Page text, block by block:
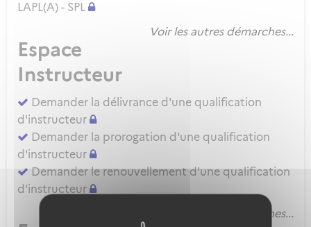
LAPL(A) - SPL
Voir les autres démarches...
Espace
Instructeur
Demander la délivrance d'une qualification
d'instructeur
Demander la prorogation d'une qualification
d'instructeur
Demander le renouvellement d'une qualification
d'instructeur
Voir les autres démarches...